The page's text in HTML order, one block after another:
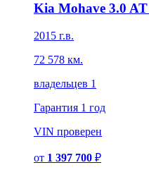
Kia Mohave 3.0
2015 г.в.
72 578 км.
владельцев 1
Гарантия 1 год
VIN проверен
от 1 397 700 ₽